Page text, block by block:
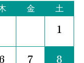
金 土
1
6 7 8